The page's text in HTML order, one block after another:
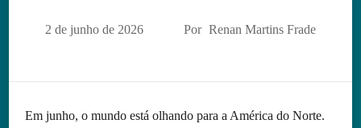
2 de junho de 2026 Por Renan Martins Frade
Em junho, o mundo está olhando para a América do Norte.